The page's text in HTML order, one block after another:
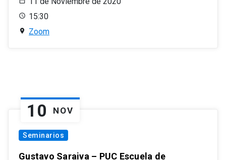
15:30
Zoom
10 NOV
Seminarios
Gustavo Saraiva – PUC Escuela de